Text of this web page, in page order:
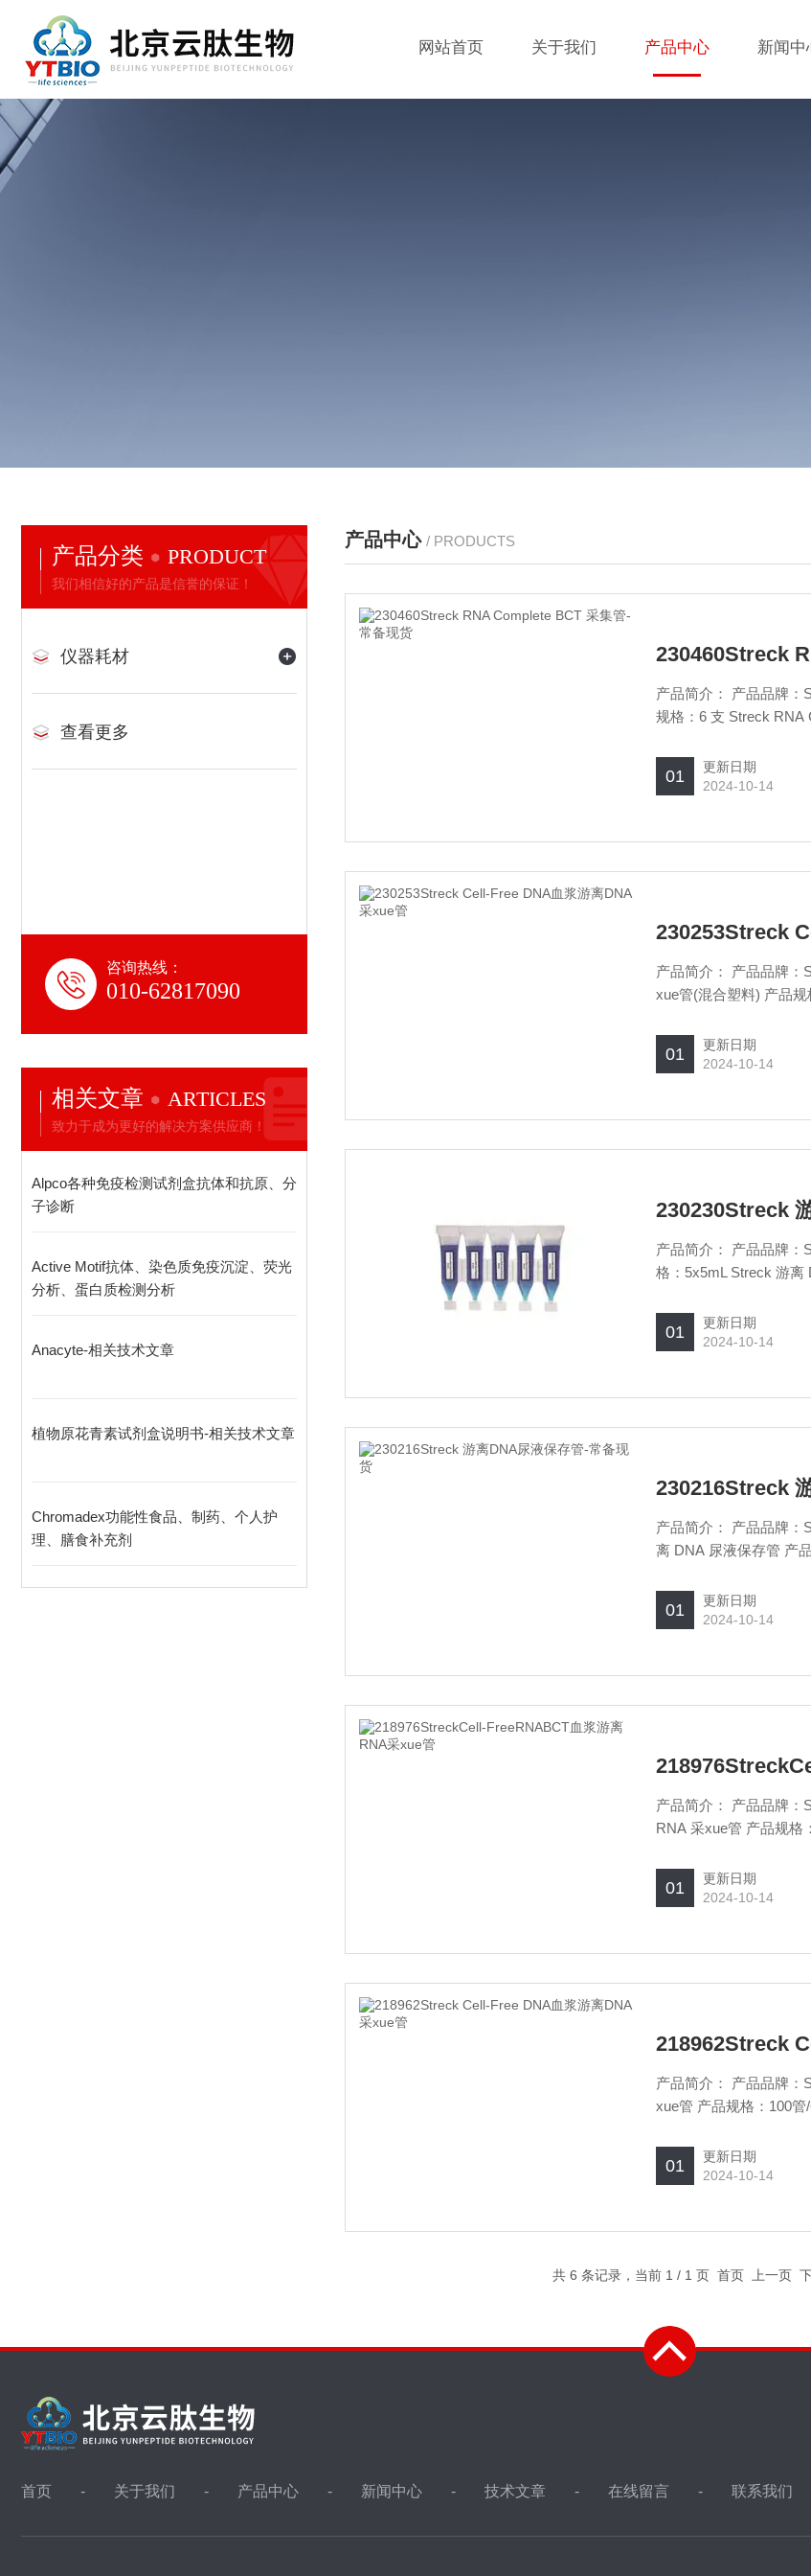
网站首页 关于我们 产品中心 新闻中
产品分类 PRODUCT
我们相信好的产品是信誉的保证！
仪器耗材
查看更多
咨询热线：
010-62817090
相关文章 ARTICLES
致力于成为更好的解决方案供应商！
Alpco各种免疫检测试剂盒抗体和抗原、分
子诊断
Active Motif抗体、染色质免疫沉淀、荧光
分析、蛋白质检测分析
Anacyte-相关技术文章
植物原花青素试剂盒说明书-相关技术文章
Chromadex功能性食品、制药、个人护
理、膳食补充剂
产品中心 / PRODUCTS
230460Streck
产品简介： 产品品牌：
规格：6 支 Streck RNA
01
更新日期
2024-10-14
230253Streck
产品简介： 产品品牌：
xue管(
01
更新日期
2024-10-14
230230Streck
产品简介： 产品品牌：
格：5x5mL Streck 游离
01
更新日期
2024-10-14
230216Streck
产品简介： 产品品牌：Streck 产品货号：230216 产品名称：Cell-Free DNA
01
更新日期
2024-10-14
产品简介： 产品品牌：
RNA 采xue管 产品规格
01
更新日期
2024-10-14
218962Streck
产品简介： 产品品牌：Streck 产品货号：218962 产品名称：Cell-Free DNA
xue管 产品规格：100
01
更新日期
2024-10-14
共 6 条记录，当前 1 / 1 页 首页 上一页
首页 关于我们 产品中心 新闻中心 技术文章 在线留言 联系我们